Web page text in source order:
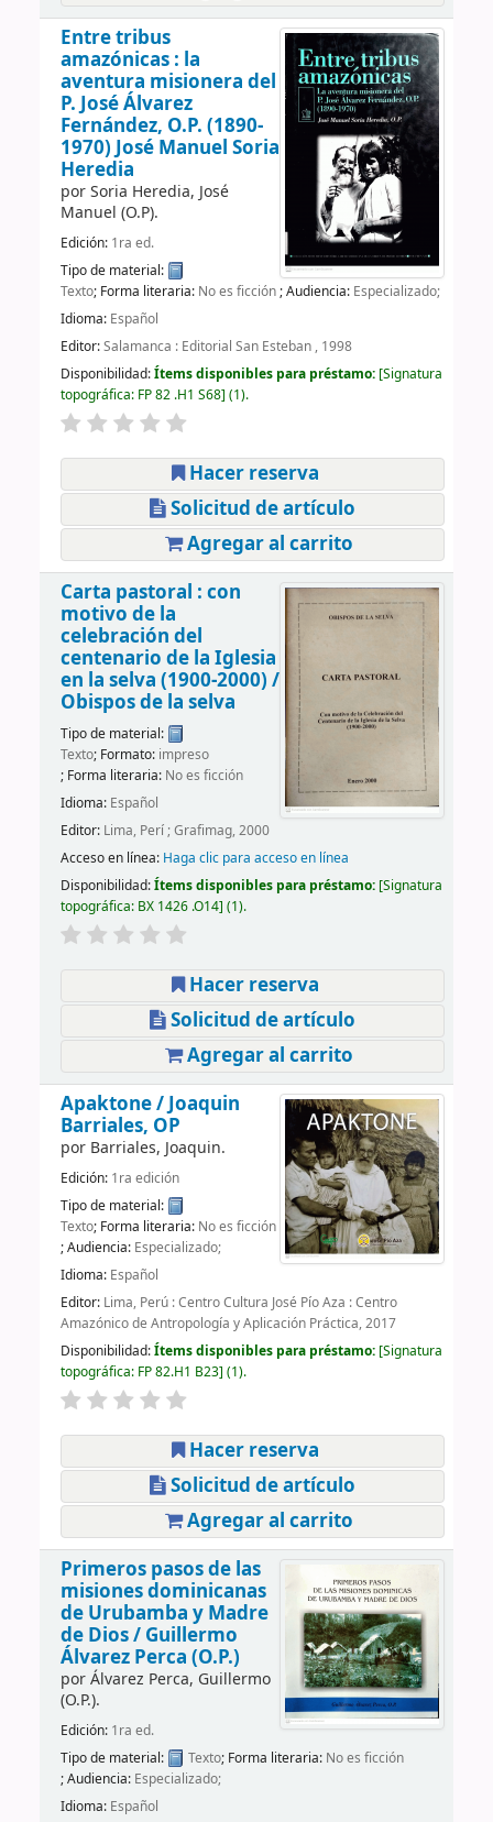
Entre tribus
amazónicas : la
aventura misionera del
P. José Álvarez
Fernández, O.P. (1890-
1970) José Manuel Soria
Heredia
porSoria Heredia, José
Manuel (O.P).
Edición: 1ra ed.
Tipo de material:
Texto; Forma literaria: No es ficción; Audiencia: Especializado;
Idioma: Español
Editor:Salamanca : Editorial San Esteban , 1998
Disponibilidad:Ítems disponibles para préstamo: Signatura
topográfica: FP 82 .H1 S68 (1).
Hacer reserva
Solicitud de artículo
Agregar al carrito
Carta pastoral : con
motivo de la
celebración del
centenario de la Iglesia
en la selva (1900-2000) /
Obispos de la selva
Tipo de material:
Texto; Formato: impreso
; Forma literaria: No es ficción
Idioma: Español
Editor: Lima, Perí ; Grafimag, 2000
Acceso en línea: Haga clic para acceso en línea
Disponibilidad:Ítems disponibles para préstamo: Signatura
topográfica: BX 1426 .O14 (1).
Hacer reserva
Solicitud de artículo
Agregar al carrito
Apaktone /Joaquin
Barriales, OP
por Barriales, Joaquin.
Edición: 1ra edición
Tipo de material:
Texto; Forma literaria: No es ficción
; Audiencia: Especializado;
Idioma: Español
Editor: Lima, Perú : Centro Cultura José Pío Aza : Centro
Amazónico de Antropología y Aplicación Práctica, 2017
Disponibilidad:Ítems disponibles para préstamo: Signatura
topográfica: FP 82.H1 B23 (1).
Hacer reserva
Solicitud de artículo
Agregar al carrito
Primeros pasos de las
misiones dominicanas
de Urubamba y Madre
de Dios / Guillermo
Álvarez Perca (O.P.)
porÁlvarez Perca, Guillermo
(O.P.).
Edición: 1ra ed.
Tipo de material:
Texto; Forma literaria: No es ficción
; Audiencia: Especializado;
Idioma: Español